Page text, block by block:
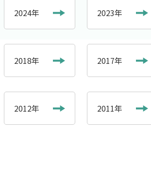
2024年 2023年
2018年 2017年
2012年 2011年